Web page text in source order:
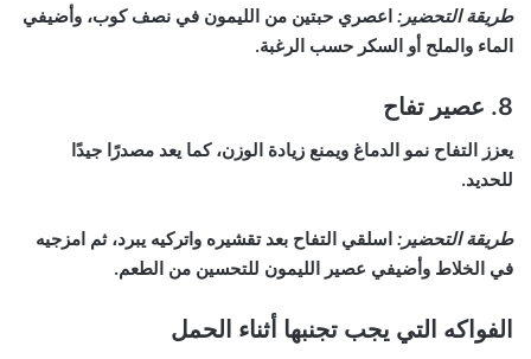
طريقة التحضير: اعصري حبتين من الليمون في نصف كوب، وأضيفي
الماء والملح أو السكر حسب الرغبة.
8. عصير تفاح
يعزز التفاح نمو الدماغ ويمنع زيادة الوزن، كما يعد مصدرًا جيدًا
للحديد.
طريقة التحضير: اسلقي التفاح بعد تقشيره واتركيه يبرد، ثم امزجيه
في الخلاط وأضيفي عصير الليمون للتحسين من الطعم.
الفواكه التي يجب تجنبها أثناء الحمل